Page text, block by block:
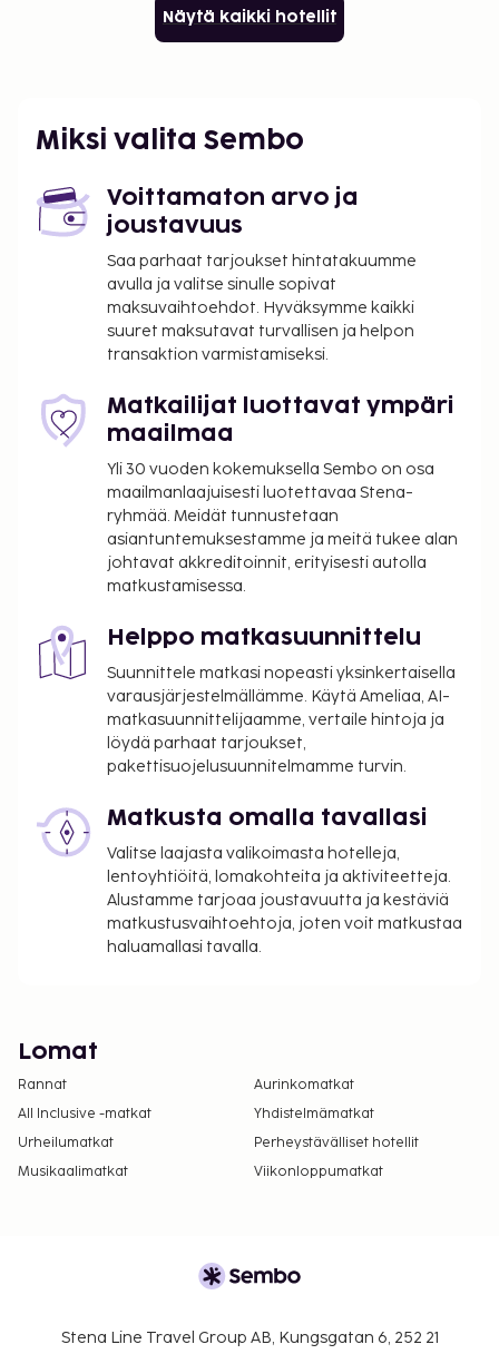
Näytä kaikki hotellit
Miksi valita Sembo
Voittamaton arvo ja
joustavuus
Saa parhaat tarjoukset hintatakuumme
avulla ja valitse sinulle sopivat
maksuvaihtoehdot. Hyväksymme kaikki
suuret maksutavat turvallisen ja helpon
transaktion varmistamiseksi.
Matkailijat luottavat ympäri
maailmaa
Yli 30 vuoden kokemuksella Sembo on osa
maailmanlaajuisesti luotettavaa Stena-
ryhmää. Meidät tunnustetaan
asiantuntemuksestamme ja meitä tukee alan
johtavat akkreditoinnit, erityisesti autolla
matkustamisessa.
Helppo matkasuunnittelu
Suunnittele matkasi nopeasti yksinkertaisella
varausjärjestelmällämme. Käytä Ameliaa, AI-
matkasuunnittelijaamme, vertaile hintoja ja
löydä parhaat tarjoukset,
pakettisuojelusuunnitelmamme turvin.
Matkusta omalla tavallasi
Valitse laajasta valikoimasta hotelleja,
lentoyhtiöitä, lomakohteita ja aktiviteetteja.
Alustamme tarjoaa joustavuutta ja kestäviä
matkustusvaihtoehtoja, joten voit matkustaa
haluamallasi tavalla.
Lomat
Rannat
Aurinkomatkat
All Inclusive -matkat
Yhdistelmämatkat
Urheilumatkat
Perheystävälliset hotellit
Musikaalimatkat
Viikonloppumatkat
Stena Line Travel Group AB, Kungsgatan 6, 252 21